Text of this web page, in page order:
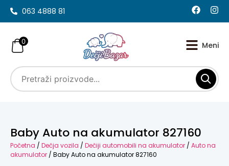
063 4888 81
0
Baby Auto na akumulator 827160
Početna / Dečja vozila / Dečiji automobili na akumulator / Auto na
akumulator / Baby Auto na akumulator 827160